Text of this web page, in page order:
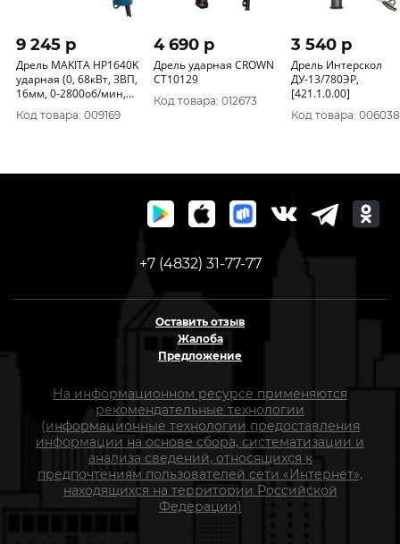
9 245 p
Дрель MAKITA HP1640K
ударная (0, 68кВт, ЗВП,
16мм, 0-2800об/мин,
кейс)
Код товара: 009169
4 690 p
Дрель ударная CROWN
CT10129
Код товара: 012673
3 540 p
Дрель Интерскол
ДУ-13/780ЭР,
[421.1.0.00]
Код товара: 006038
+7 (4832) 31-77-77
Оставить отзыв
Жалоба
Предложение
На информационном ресурсе применяются
рекомендательные технологии
(информационные технологии предоставления
информации на основе сбора, систематизации и
анализа сведений, относящихся к
предпочтениям пользователей сети «Интернет»,
находящихся на территории Российской
Федерации)